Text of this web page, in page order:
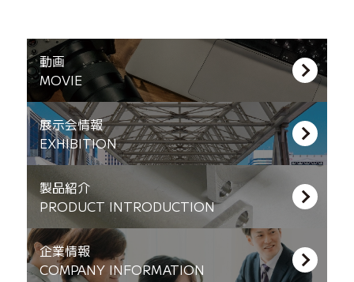
動画
MOVIE
展示会情報
EXHIBITION
製品紹介
PRODUCTINTRODUCTION
企業情報
COMPANY INFORMATION